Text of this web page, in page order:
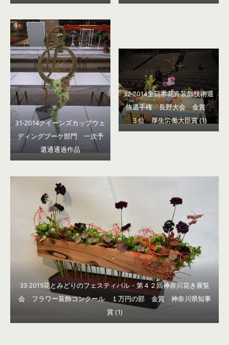
31-2014クイーンズカップウェ
ディングブーケ部門 一次予
選通通過作品
32-2014全日本花卉装飾技術選
抜選手権 長野大会 金賞
３位 厚生労働大臣賞 (1)
33-2019花とみどりのフェスティバル・第４２回神奈川花き展覧
会 フラワー装飾コンクール １万円の部 金賞 神奈川県知事
賞 (1)